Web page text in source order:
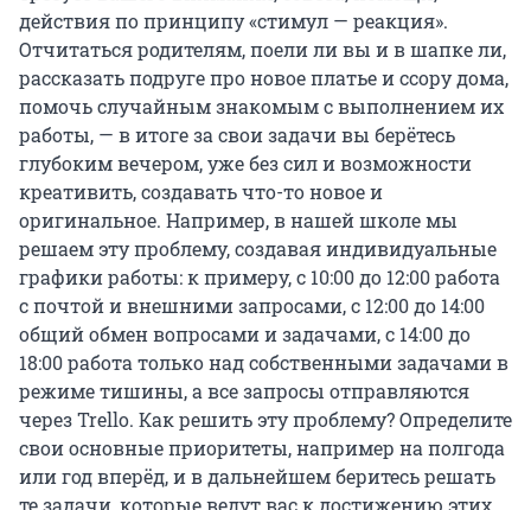
действия по принципу «стимул — реакция».
Отчитаться родителям, поели ли вы и в шапке ли,
рассказать подруге про новое платье и ссору дома,
помочь случайным знакомым с выполнением их
работы, — в итоге за свои задачи вы берётесь
глубоким вечером, уже без сил и возможности
креативить, создавать что-то новое и
оригинальное. Например, в нашей школе мы
решаем эту проблему, создавая индивидуальные
графики работы: к примеру, с 10:00 до 12:00 работа
с почтой и внешними запросами, с 12:00 до 14:00
общий обмен вопросами и задачами, с 14:00 до
18:00 работа только над собственными задачами в
режиме тишины, а все запросы отправляются
через Trello. Как решить эту проблему? Определите
свои основные приоритеты, например на полгода
или год вперёд, и в дальнейшем беритесь решать
те задачи, которые ведут вас к достижению этих